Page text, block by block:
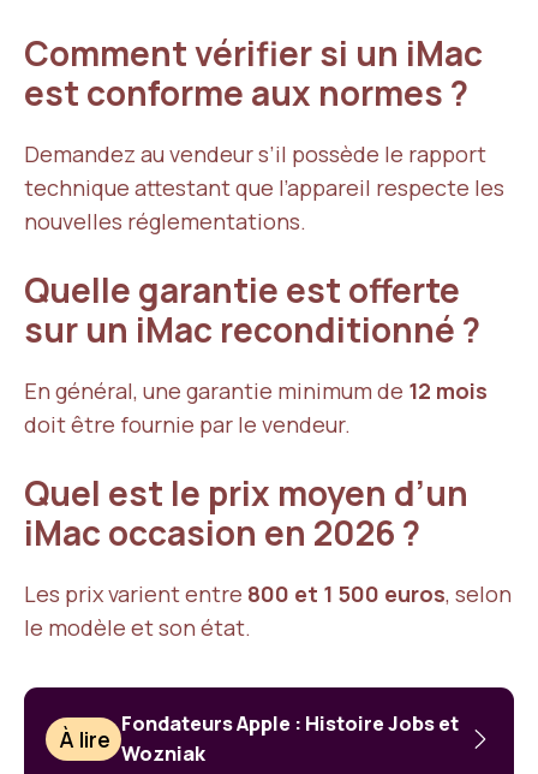
Comment vérifier si un iMac
est conforme aux normes ?
Demandez au vendeur s’il possède le rapport
technique attestant que l’appareil respecte les
nouvelles réglementations.
Quelle garantie est offerte
sur un iMac reconditionné ?
En général, une garantie minimum de 12 mois
doit être fournie par le vendeur.
Quel est le prix moyen d’un
iMac occasion en 2026 ?
Les prix varient entre 800 et 1 500 euros, selon
le modèle et son état.
À lire
Fondateurs Apple : Histoire Jobs et
Wozniak